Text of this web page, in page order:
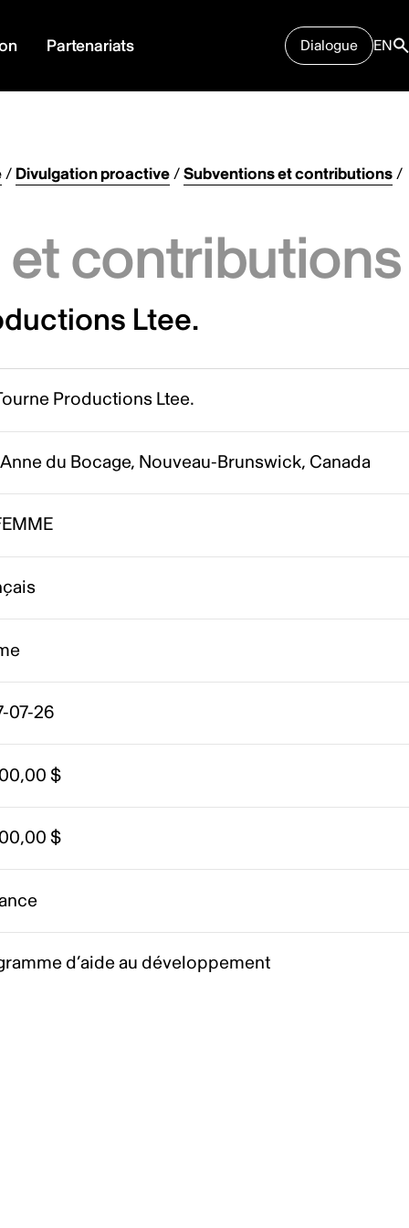
Partenariats Dialogue EN
/ Divulgation proactive/Subventions et contributions/
contributions
Ltee.
Productions Ltee.
du Bocage, Nouveau-Brunswick, Canada
07-26
$
$
d’aide au développement